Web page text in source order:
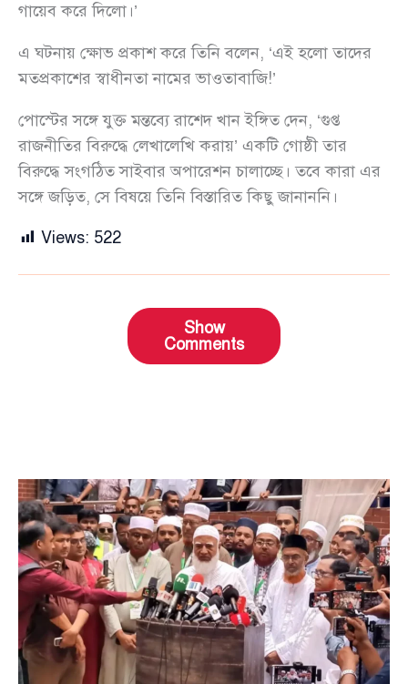
গায়েব করে দিলো।’
এ ঘটনায় ক্ষোভ প্রকাশ করে তিনি বলেন, ‘এই হলো তাদের
মতপ্রকাশের স্বাধীনতা নামের ভাওতাবাজি!’
পোস্টের সঙ্গে যুক্ত মন্তব্যে রাশেদ খান ইঙ্গিত দেন, ‘গুপ্ত
রাজনীতির বিরুদ্ধে লেখালেখি করায়’ একটি গোষ্ঠী তার
বিরুদ্ধে সংগঠিত সাইবার অপারেশন চালাচ্ছে। তবে কারা এর
সঙ্গে জড়িত, সে বিষয়ে তিনি বিস্তারিত কিছু জানাননি।
Views: 522
Show
Comments